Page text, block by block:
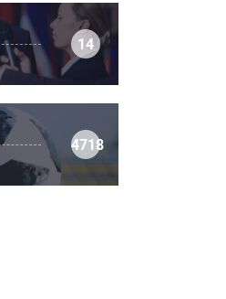
14
4718